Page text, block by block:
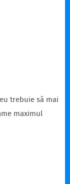
trebuie să mai
maximul